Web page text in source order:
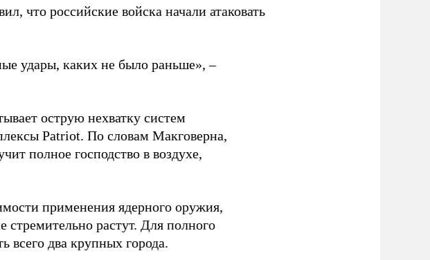
что российские войска начали атаковать
удары, каких не было раньше», –
острую нехватку систем
Patriot. По словам Макговерна,
полное господство в воздухе,
применения ядерного оружия,
растут. Для полного
всего два крупных города.